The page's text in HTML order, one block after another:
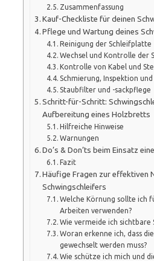
Zusammenfassung
Kauf-Checkliste für deinen
Pflege und Wartung deines
Reinigung der Schleifplatte
Wechsel und Kontrolle der
Kontrolle von Kabel und
Schmierung, Inspektion
Staubfilter und -sackpflege
Schritt-für-Schritt:
Aufbereitung eines Holzbretts
Hilfreiche Hinweise
Warnungen
Do’s & Don’ts beim Einsatz
Fazit
Häufige Fragen zur effektiven
Schwingschleifers
Welche Körnung sollte ich
Arbeiten verwenden?
Wie vermeide ich sichtbare
Woran erkenne ich, dass
gewechselt werden muss?
Wie schütze ich mich und